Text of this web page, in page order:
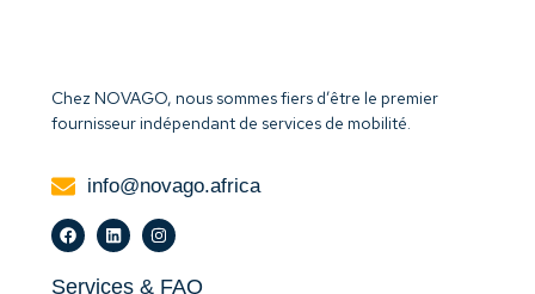
Chez NOVAGO, nous sommes fiers d’être le premier
fournisseur indépendant de services de mobilité.
info@novago.africa
Services & FAQ